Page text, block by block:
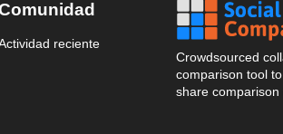
reciente
Crowdsourced
comparison tool
share comparison